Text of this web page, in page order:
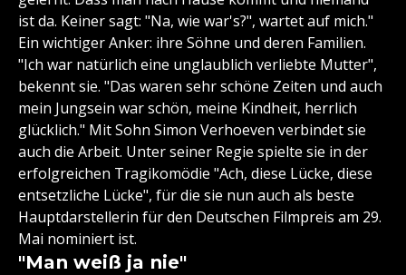
ist da. Keiner sagt: "Na, wie war's?", wartet auf mich."
Ein wichtiger Anker: ihre Söhne und deren Familien.
"Ich war natürlich eine unglaublich verliebte Mutter",
bekennt sie. "Das waren sehr schöne Zeiten und auch
mein Jungsein war schön, meine Kindheit, herrlich
glücklich." Mit Sohn Simon Verhoeven verbindet sie
auch die Arbeit. Unter seiner Regie spielte sie in der
erfolgreichen Tragikomödie "Ach, diese Lücke, diese
entsetzliche Lücke", für die sie nun auch als beste
Hauptdarstellerin für den Deutschen Filmpreis am 29.
Mai nominiert ist.
"Man weiß ja nie"